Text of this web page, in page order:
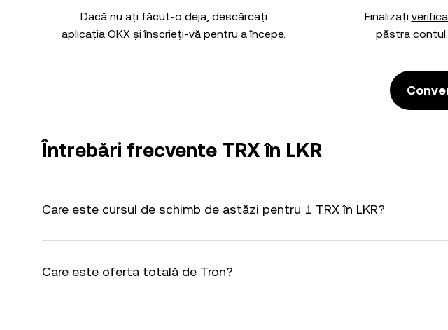
Dacă nu ați făcut-o deja, descărcați
aplicația OKX și înscrieți-vă pentru a începe.
Finalizați
păstra contul
Întrebări frecvente TRX în LKR
Care este cursul de schimb de astăzi pentru 1 TRX în LKR?
Care este oferta totală de Tron?